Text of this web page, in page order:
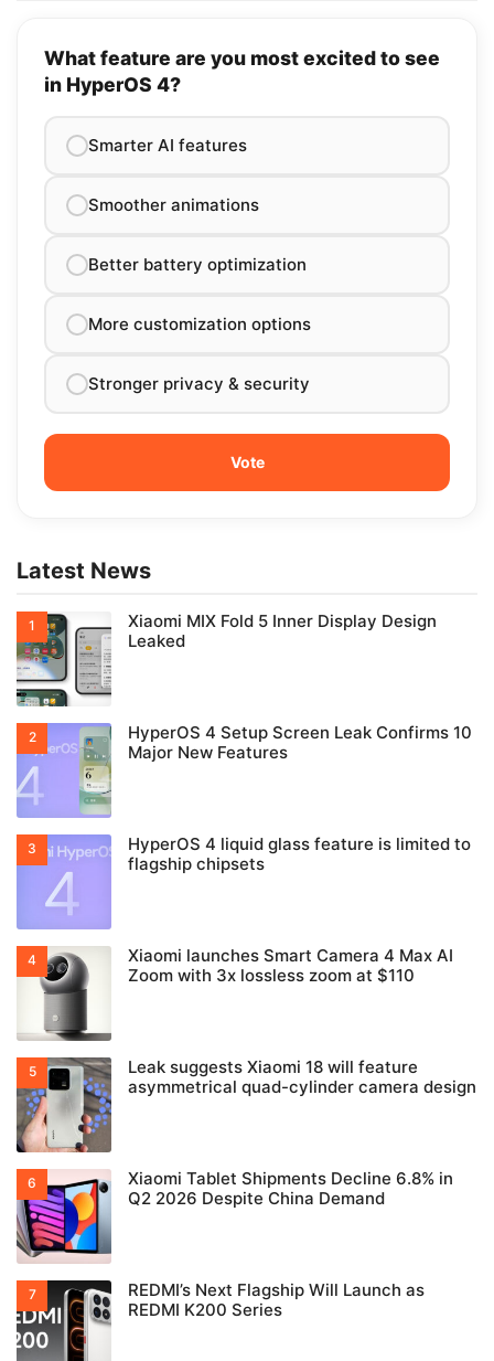
What feature are you most excited to see
in HyperOS 4?
Smarter AI features
Smoother animations
Better battery optimization
More customization options
Stronger privacy & security
Latest News
Xiaomi MIX Fold 5 Inner Display Design
Leaked
HyperOS 4 Setup Screen Leak Confirms 10
Major New Features
HyperOS 4 liquid glass feature is limited to
flagship chipsets
Xiaomi launches Smart Camera 4 Max AI
Zoom with 3x lossless zoom at $110
Leak suggests Xiaomi 18 will feature
asymmetrical quad-cylinder camera design
Xiaomi Tablet Shipments Decline 6.8% in
Q2 2026 Despite China Demand
REDMI’s Next Flagship Will Launch as
REDMI K200 Series